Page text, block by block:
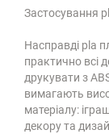
Застосування
Насправді pla
практично всі
друкувати з
вимагають
матеріалу:
декору та